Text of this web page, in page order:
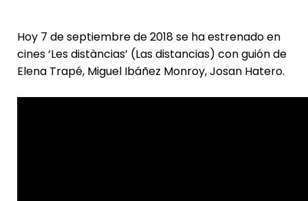
Hoy 7 de septiembre de 2018 se ha estrenado en
cines ‘Les distàncias’ (Las distancias) con guión de
Elena Trapé, Miguel Ibáñez Monroy, Josan Hatero.